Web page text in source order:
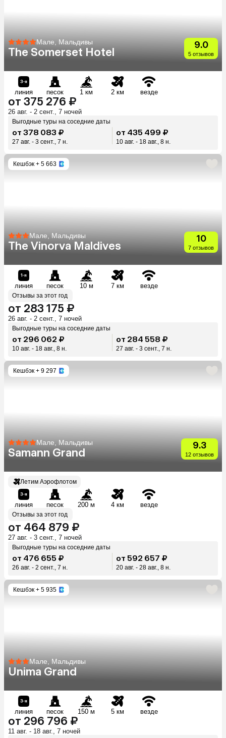
Мале, Мальдивы
The Somerset Hotel
9.0
5 отзывов
линия песок 1 км 2 км везде
от 375 276 ₽
26 авг. - 2 сент., 7 ночей
Выгодные туры на соседние даты
от 378 083 ₽
27 авг. - 3 сент., 7 н.
от 435 499 ₽
10 авг. - 18 авг., 8 н.
Кешбэк + 5 663
Мале, Мальдивы
The Vinorva Maldives
10
7 отзывов
линия песок 10 м 7 км везде
Отзывы за этот год
от 283 175 ₽
26 авг. - 2 сент., 7 ночей
Выгодные туры на соседние даты
от 296 062 ₽
10 авг. - 18 авг., 8 н.
от 284 558 ₽
27 авг. - 3 сент., 7 н.
Кешбэк + 9 297
Мале, Мальдивы
Samann Grand
9.3
12 отзывов
Летим Аэрофлотом
линия песок 200 м 4 км везде
Отзывы за этот год
от 464 879 ₽
27 авг. - 3 сент., 7 ночей
Выгодные туры на соседние даты
от 476 655 ₽
26 авг. - 2 сент., 7 н.
от 592 657 ₽
20 авг. - 28 авг., 8 н.
Кешбэк + 5 935
Мале, Мальдивы
Unima Grand
линия песок 150 м 5 км везде
от 296 796 ₽
11 авг. - 18 авг., 7 ночей